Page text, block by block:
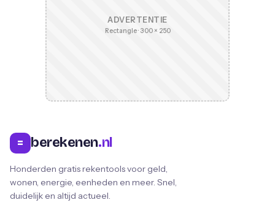
ADVERTENTIE
Rectangle · 300 × 250
= berekenen.nl
Honderden gratis rekentools voor geld,
wonen, energie, eenheden en meer. Snel,
duidelijk en altijd actueel.